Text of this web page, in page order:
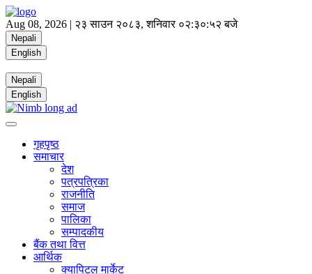
Aug 08, 2026 | २३ साउन २०८३, शनिवार ०२:३०:५२ बजे
Nepali
English
Nepali
English
गृहपृष्ठ
समाचार
देश
पत्रपत्रिका
राजनीति
समाज
पालिका
सम्पादकीय
बैंक तथा वित्त
आर्थिक
क्यापिटल मार्केट